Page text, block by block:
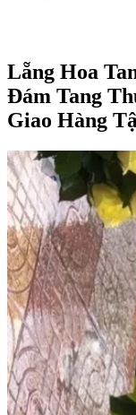
Lẵng Hoa
Đám Tang
Giao Hàng